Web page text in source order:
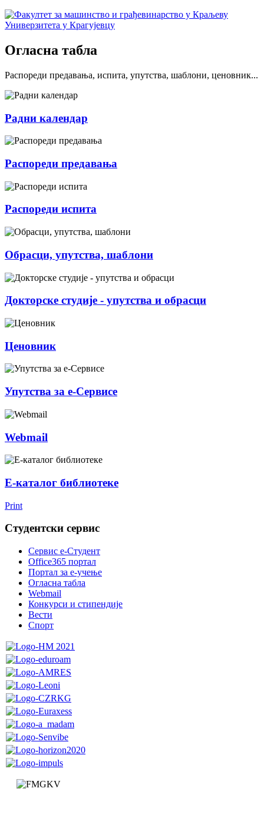
Огласна табла
Распореди предавања, испита, упутства, шаблони, ценовник...
Радни календар
Распореди предавања
Распореди испита
Обрасци, упутства, шаблони
Докторске студије - упутства и обрасци
Ценовник
Упутства за е-Сервисе
Webmail
Е-каталог библиотеке
Print
Студентски сервис
Сервис е-Студент
Office365 портал
Портал за е-учење
Огласна табла
Webmail
Конкурси и стипендије
Вести
Спорт